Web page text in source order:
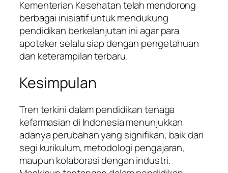
Kementerian Kesehatan telah mendorong
berbagai inisiatif untuk mendukung
pendidikan berkelanjutan ini agar para
apoteker selalu siap dengan pengetahuan
dan keterampilan terbaru.
Kesimpulan
Tren terkini dalam pendidikan tenaga
kefarmasian di Indonesia menunjukkan
adanya perubahan yang signifikan, baik dari
segi kurikulum, metodologi pengajaran,
maupun kolaborasi dengan industri.